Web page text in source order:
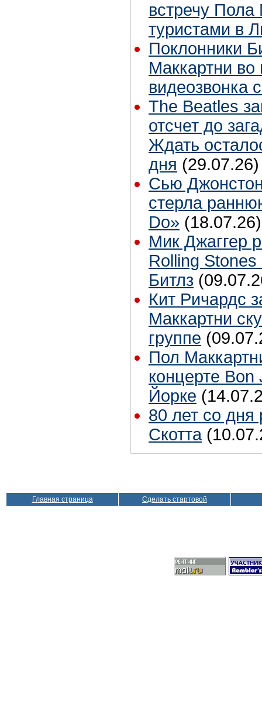
встречу Пола
туристами в
Поклонники
Маккартни во
видеозвонка
The Beatles
отсчет до
Ждать
дня (29.07.26)
Сью
стерла
Do» (18.07.26)
Мик Джаггер
Rolling Stones
Битлз
Кит Ричардс
Маккартни
группе
Пол
концерте
Йорке
80 лет со
Скотта
Главная страница Сделать стартовой